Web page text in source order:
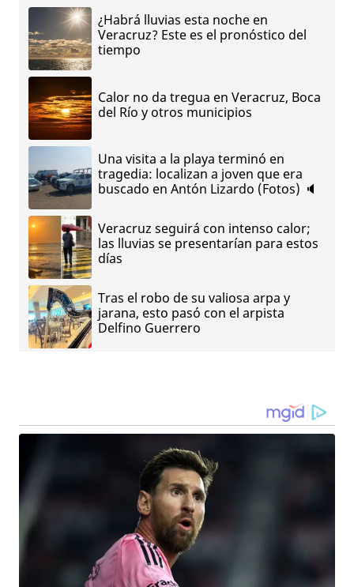
¿Habrá lluvias esta noche en
Veracruz? Este es el pronóstico del
tiempo
Calor no da tregua en Veracruz, Boca
del Río y otros municipios
Una visita a la playa terminó en
tragedia: localizan a joven que era
buscado en Antón Lizardo (Fotos) 🔈
Veracruz seguirá con intenso calor;
las lluvias se presentarían para estos
días
Tras el robo de su valiosa arpa y
jarana, esto pasó con el arpista
Delfino Guerrero